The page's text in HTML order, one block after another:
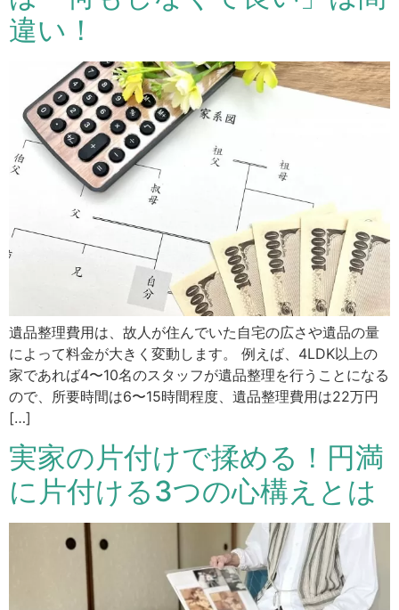
違い！
遺品整理費用は、故人が住んでいた自宅の広さや遺品の量
によって料金が大きく変動します。 例えば、4LDK以上の
家であれば4〜10名のスタッフが遺品整理を行うことになる
ので、所要時間は6〜15時間程度、遺品整理費用は22万円
[…]
実家の片付けで揉める！円満
に片付ける3つの心構えとは